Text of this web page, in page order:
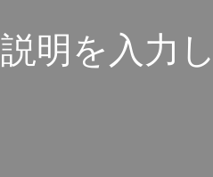
説明 を 入 力 し
こ